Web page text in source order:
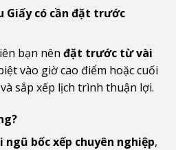
Giấy có cần đặt trước
bạn nên đặt trước từ vài
vào giờ cao điểm hoặc cuối
sắp xếp lịch trình thuận lợi.
ngũ bốc xếp chuyên nghiệp,